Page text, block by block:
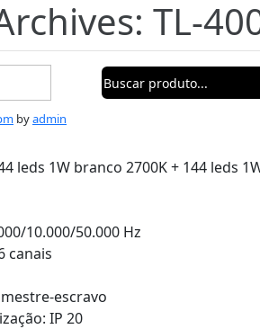
TL-
byadmin
leds 1W branco 2700K + 144 leds
10.000/50.000 Hz
canais
escravo
IP 20